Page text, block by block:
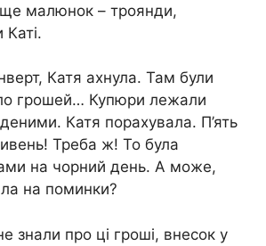
малюнок – троянди,
Каті.
Катя ахнула. Там були
грошей… Купюри лежали
Катя порахувала. П’ять
Треба ж! То була
на чорний день. А може,
на поминки?
знали про ці гроші, внесок у